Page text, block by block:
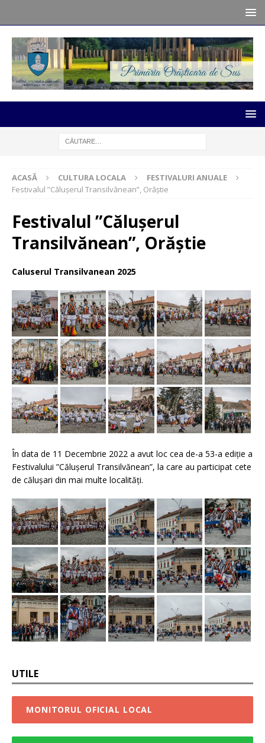
ACASĂ CULTURA LOCALA
FESTIVALURI ANUALE
Festivalul ”Călușerul Transilvănean”, Orăștie
Festivalul ”Călușerul
Transilvănean”, Orăștie
Caluserul Transilvanean 2025
În data de 11 Decembrie 2022 a avut loc cea de-a 53-a ediție a
Festivalului ”Călușerul Transilvănean”, la care au participat cete
de călușari din mai multe localități.
UTILE
MONITORUL OFICIAL LOCAL